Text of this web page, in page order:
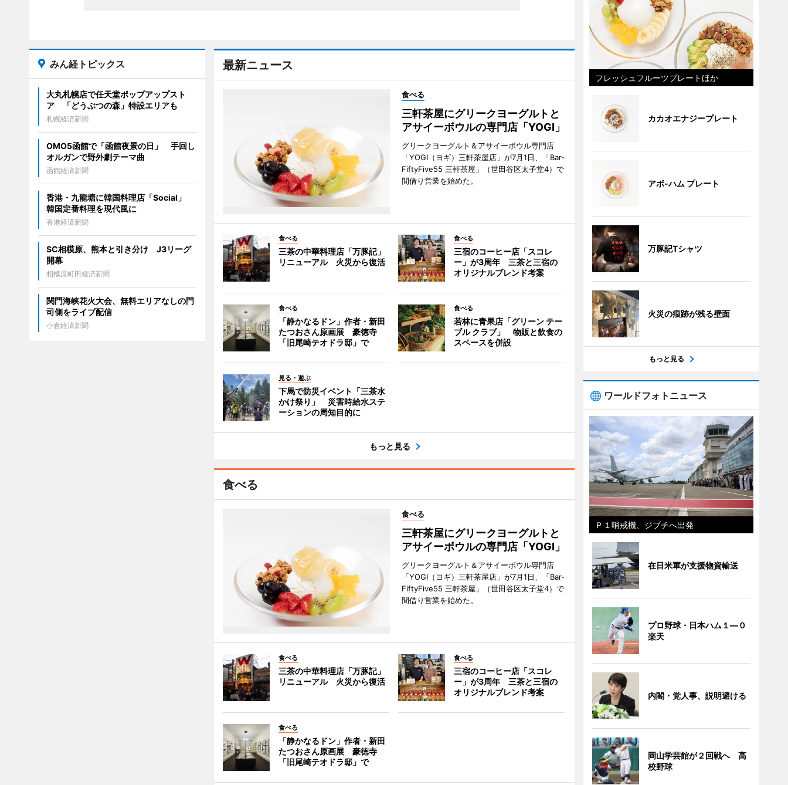
最新ニュース
食べる
三軒茶屋にグリークヨーグルトと
アサイーボウルの専門店「YOGI」
グリークヨーグルト＆アサイーボウル専門店
「YOGI（ヨギ）三軒茶屋店」が7月1日、「Bar-
FiftyFive55 三軒茶屋」（世田谷区太子堂4）で
間借り営業を始めた。
食べる
三茶の中華料理店「万豚記」
リニューアル 火災から復活
食べる
三宿のコーヒー店「スコレ
ー」が3周年 三茶と三宿の
オリジナルブレンド考案
食べる
「静かなるドン」作者・新田
たつおさん原画展 豪徳寺
「旧尾崎テオドラ邸」で
食べる
若林に青果店「グリーン テー
ブル クラブ」 物販と飲食の
スペースを併設
見る・遊ぶ
下馬で防災イベント「三茶水
かけ祭り」 災害時給水ステ
ーションの周知目的に
もっと見る
食べる
食べる
三軒茶屋にグリークヨーグルトと
アサイーボウルの専門店「YOGI」
グリークヨーグルト＆アサイーボウル専門店
「YOGI（ヨギ）三軒茶屋店」が7月1日、「Bar-
FiftyFive55 三軒茶屋」（世田谷区太子堂4）で
間借り営業を始めた。
食べる
三茶の中華料理店「万豚記」
リニューアル 火災から復活
食べる
三宿のコーヒー店「スコレ
ー」が3周年 三茶と三宿の
オリジナルブレンド考案
食べる
「静かなるドン」作者・新田
たつおさん原画展 豪徳寺
「旧尾崎テオドラ邸」で
みん経トピックス
大丸札幌店で任天堂ポップアップスト
ア 「どうぶつの森」特設エリアも
札幌経済新聞
OMO5函館で「函館夜景の日」 手回し
オルガンで野外劇テーマ曲
函館経済新聞
香港・九龍塘に韓国料理店「Social」
韓国定番料理を現代風に
香港経済新聞
SC相模原、熊本と引き分け J3リーグ
開幕
相模原町田経済新聞
関門海峡花火大会、無料エリアなしの門
司側をライブ配信
小倉経済新聞
フレッシュフルーツプレートほか
カカオエナジープレート
アボ-ハム プレート
万豚記Tシャツ
火災の痕跡が残る壁面
もっと見る
ワールドフォトニュース
Ｐ１哨戒機、ジブチへ出発
在日米軍が支援物資輸送
プロ野球・日本ハム１―０
楽天
内閣・党人事、説明避ける
岡山学芸館が２回戦へ 高
校野球